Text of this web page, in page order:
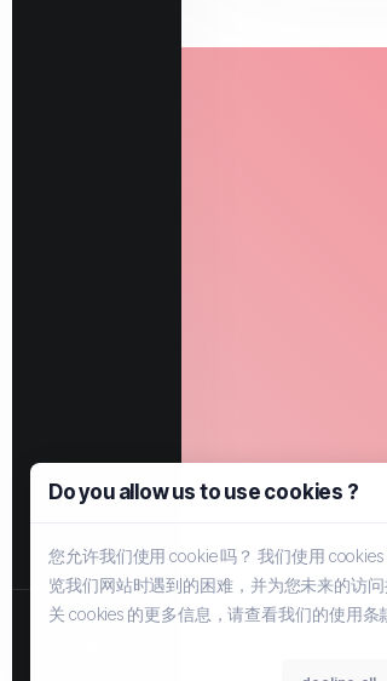
主机信息的优质聚集地
Do you allow us to use cookies ?
您允许我们使用 cookie 吗？ 我们使用
览我们网站时遇到的困难，并为您未来的访
关 cookies 的更多信息，请查看我们的使用条